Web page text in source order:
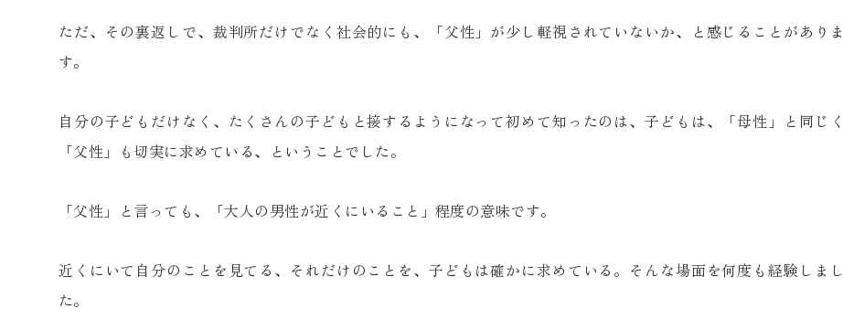
ただ、その裏返しで、裁判所だけでなく社会的にも、「父性」が少し軽視されていないか、と感じることがありま
す。
自分の子どもだけなく、たくさんの子どもと接するようになって初めて知ったのは、子どもは、「母性」と同じく
「父性」も切実に求めている、ということでした。
「父性」と言っても、「大人の男性が近くにいること」程度の意味です。
近くにいて自分のことを見てる、それだけのことを、子どもは確かに求めている。そんな場面を何度も経験しまし
た。